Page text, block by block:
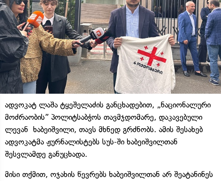
ადვოკატ ლაშა ტყეშელაძის განცხადებით, „ნაციონალური
მოძრაობის” პოლიტსაბჭოს თავმჯდომარე, დაკავებული
ლევან ხაბეიშვილი, თავს მხნედ გრძნობს. ამის შესახებ
ადვოკატმა ჟურნალისტებს სუს-ში ხაბეიშვილთან
შესვლამდე განუცხადა.
მისი თქმით, ოჯახის წევრებს ხაბეიშვილთან არ შეატანინეს